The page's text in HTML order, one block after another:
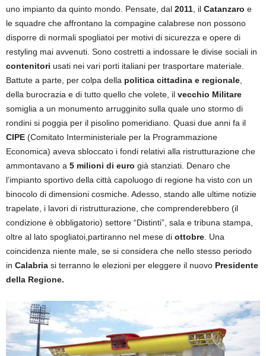
uno impianto da quinto mondo. Pensate, dal 2011 , il Catanzaro e
le squadre che affrontano la compagine calabrese non possono
disporre di normali spogliatoi per motivi di sicurezza e opere di
restyling mai avvenuti. Sono costretti a indossare le divise sociali in
contenitori usati nei vari porti italiani per trasportare materiale.
Battute a parte, per colpa della politica cittadina e regionale
della burocrazia e di tutto quello che volete, il vecchio Militare
somiglia a un monumento arrugginito sulla quale uno stormo di
rondini si poggia per il pisolino pomeridiano. Quasi due anni fa il
CIPE (Comitato Interministeriale per la Programmazione
Economica) aveva sbloccato i fondi relativi alla ristrutturazione che
ammontavano a 5 milioni di euro già stanziati. Denaro che
l’impianto sportivo della città capoluogo di regione ha visto con un
binocolo di dimensioni cosmiche. Adesso, stando alle ultime notizie
trapelate, i lavori di ristrutturazione, che comprenderebbero (il
condizione è obbligatorio) settore “Distinti”, sala e tribuna stampa,
oltre al lato spogliatoi,partiranno nel mese di ottobre . Una
coincidenza niente male, se si considera che nello stesso periodo
in Calabria si terranno le elezioni per eleggere il nuovo Presidente
della Regione.